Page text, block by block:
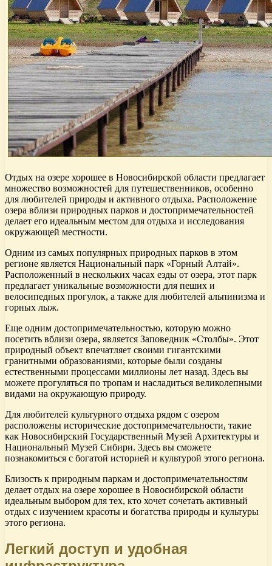
Отдых на озере хорошее в Новосибирской области предлагает
множество возможностей для путешественников, особенно
для любителей природы и активного отдыха. Расположение
озера вблизи природных парков и достопримечательностей
делает его идеальным местом для отдыха и исследования
окружающей местности.
Одним из самых популярных природных парков в этом
регионе является Национальный парк «Горный Алтай».
Расположенный в нескольких часах езды от озера, этот парк
предлагает уникальные возможности для пеших и
велосипедных прогулок, а также для любителей альпинизма и
горных лыж.
Еще одним достопримечательностью, которую можно
посетить вблизи озера, является Заповедник «Столбы». Этот
природный объект впечатляет своими гигантскими
гранитными образованиями, которые были созданы
естественными процессами миллионы лет назад. Здесь вы
можете прогуляться по тропам и насладиться великолепными
видами на окружающую природу.
Для любителей культурного отдыха рядом с озером
расположены исторические достопримечательности, такие
как Новосибирский Государственный Музей Архитектуры и
Национальный Музей Сибири. Здесь вы сможете
познакомиться с богатой историей и культурой этого региона.
Близость к природным паркам и достопримечательностям
делает отдых на озере хорошее в Новосибирской области
идеальным выбором для тех, кто хочет сочетать активный
отдых с изучением красоты и богатства природы и культуры
этого региона.
Легкий доступ и удобная